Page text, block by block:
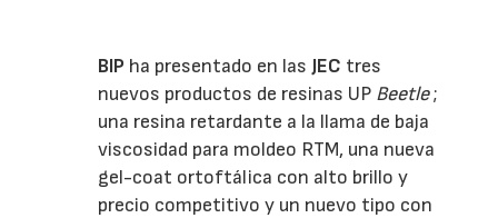
BIP ha presentado en las JEC tres
nuevos productos de resinas UP Beetle;
una resina retardante a la llama de baja
viscosidad para moldeo RTM, una nueva
gel-coat ortoftálica con alto brillo y
precio competitivo y un nuevo tipo con